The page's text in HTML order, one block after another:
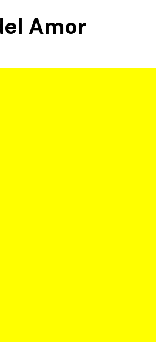
Amor